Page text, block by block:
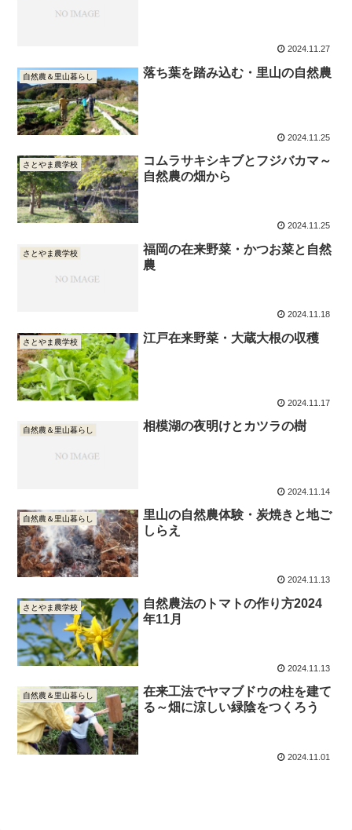
2024.11.27
自然農＆里山暮らし 落ち葉を踏み込む・里山の自然農
2024.11.25
さとやま農学校
コムラサキシキブとフジバカマ～
自然農の畑から
2024.11.25
さとやま農学校
福岡の在来野菜・かつお菜と自然
農
2024.11.18
さとやま農学校 江戸在来野菜・大蔵大根の収穫
2024.11.17
自然農＆里山暮らし 相模湖の夜明けとカツラの樹
2024.11.14
自然農＆里山暮らし
里山の自然農体験・炭焼きと地ご
しらえ
2024.11.13
さとやま農学校
自然農法のトマトの作り方2024
年11月
2024.11.13
自然農＆里山暮らし
在来工法でヤマブドウの柱を建て
る～畑に涼しい緑陰をつくろう
2024.11.01